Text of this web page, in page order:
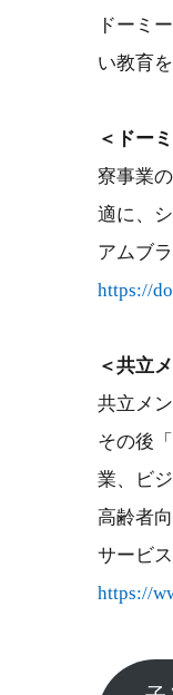
ドーミ
い教育
＜ドー
寮事業
適に、
アムブ
https://
＜共立
共立メ
その後
業、ビ
高齢者
サービ
https://